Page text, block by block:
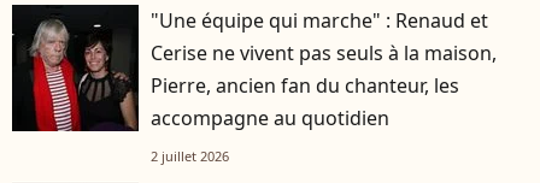
"Une équipe qui marche" : Renaud et
Cerise ne vivent pas seuls à la maison,
Pierre, ancien fan du chanteur, les
accompagne au quotidien
2 juillet 2026